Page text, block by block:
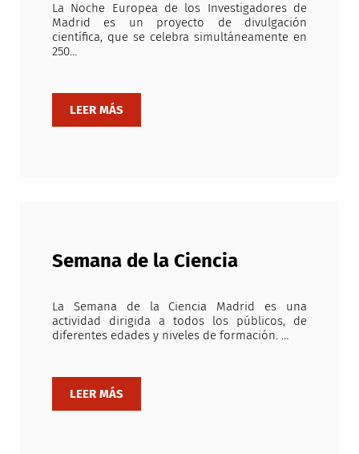
La Noche Europea de los Investigadores de
Madrid es un proyecto de divulgación
científica, que se celebra simultáneamente en
250…
Semana de la Ciencia
La Semana de la Ciencia Madrid es una
actividad dirigida a todos los públicos, de
diferentes edades y niveles de formación. …